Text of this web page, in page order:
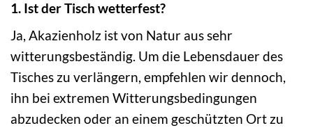
1. Ist der Tisch wetterfest?
Ja, Akazienholz ist von Natur aus sehr
witterungsbeständig. Um die Lebensdauer des
Tisches zu verlängern, empfehlen wir dennoch,
ihn bei extremen Witterungsbedingungen
abzudecken oder an einem geschützten Ort zu